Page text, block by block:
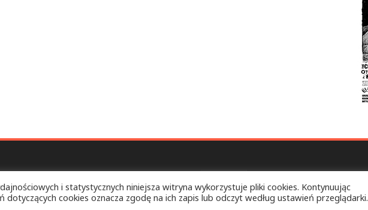
TOTAL D.I.Y. FEST – ŻELEBSKO k/BIŁGORAJA Copyright © 2026.
i statystycznych niniejsza witryna wykorzystuje pliki cookies. Kontynuując
cookies oznacza zgodę na ich zapis lub odczyt według ustawień przeglądarki.